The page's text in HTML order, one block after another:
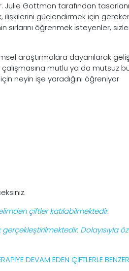
Gottman tarafından
ilişkilerini güçlendirmek için
sırlarını öğrenmek isteyenler,
araştırmalara dayanılarak
mutlu ya da mutsuz
neyin işe yaradığını öğreniyor
çiftler katılabilmektedir.
Dolayısıyla
DEVAM EDEN ÇİFTLERLE BENZER